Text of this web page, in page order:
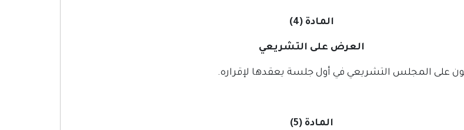
المادة (4)
العرض على التشريعي
على المجلس التشريعي في أول جلسة يعقدها لإقراره.
المادة (5)